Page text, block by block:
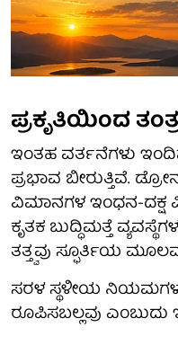
ಪ್ರಕೃತಿಯಿಂದ
ಇಂತಹ ವರ್ತನೆಗಳು ಇಂದಿನ
ಪ್ರಭಾವ ಬೀರುತ್ತಿವೆ.
ವಿಮಾನಗಳ ಇಂಧನ-ದಕ್ಷ
ಕೃತಕ ಬುದ್ಧಿಮತ್ತೆ
ತತ್ತ್ವವು ಸ್ಫೂರ್ತಿಯ
ಸರಳ ಸ್ಥಳೀಯ
ರೂಪಿಸಬಲ್ಲವು ಎಂಬುದು